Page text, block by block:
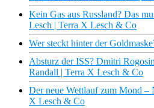
Kein Gas aus Russland? Das
Lesch | Terra X Lesch & Co
Wer steckt hinter der
Absturz der ISS? Dmitri
Randall | Terra X Lesch & Co
Der neue Wettlauf zum Mond –
X Lesch & Co